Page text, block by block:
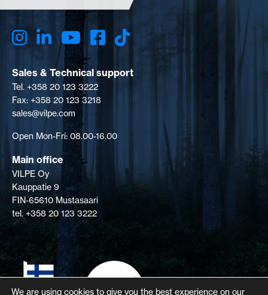
Sales & Technical support
Tel. +358 20 123 3222
Fax: +358 20 123 3218
sales@vilpe.com
Open Mon-Fri: 08.00-16.00
Main office
VILPE Oy
Kauppatie 9
FIN-65610 Mustasaari
tel. +358 20 123 3222
We are using cookies to give you the best experience on our